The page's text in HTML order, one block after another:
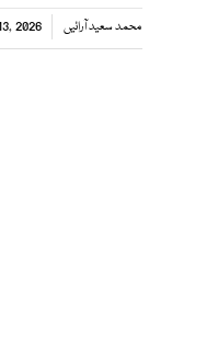
محمد سعید آرائیں 2026